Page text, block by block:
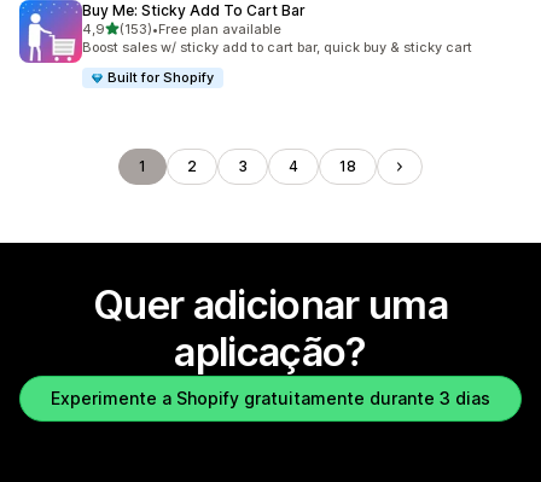
Buy Me: Sticky Add To Cart Bar
4,9de 5 estrelas
(153)
153 total de avaliações
•Free plan available
Boost sales w/ sticky add to cart bar, quick buy & sticky cart
Built for Shopify
1 2 3 4 18
Quer adicionar uma
aplicação?
Experimente a Shopify gratuitamente durante 3 dias